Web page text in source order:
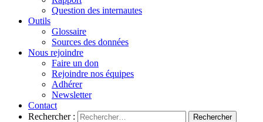
Question des internautes
Outils
Glossaire
Sources des données
Nous rejoindre
Faire un don
Rejoindre nos équipes
Adhérer
Newsletter
Contact
Rechercher :